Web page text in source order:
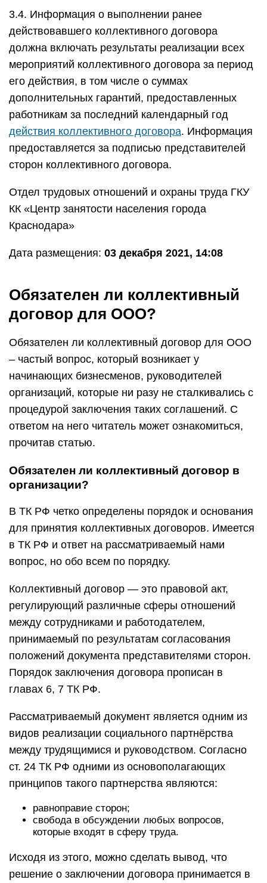
3.4. Информация о выполнении ранее
действовавшего коллективного договора
должна включать результаты реализации всех
мероприятий коллективного договора за период
его действия, в том числе о суммах
дополнительных гарантий, предоставленных
работникам за последний календарный год
действия коллективного договора. Информация
предоставляется за подписью представителей
сторон коллективного договора.
Отдел трудовых отношений и охраны труда ГКУ
КК «Центр занятости населения города
Краснодара»
Дата размещения: 03 декабря 2021, 14:08
Обязателен ли коллективный
договор для ООО?
Обязателен ли коллективный договор для ООО
– частый вопрос, который возникает у
начинающих бизнесменов, руководителей
организаций, которые ни разу не сталкивались с
процедурой заключения таких соглашений. С
ответом на него читатель может ознакомиться,
прочитав статью.
Обязателен ли коллективный договор в
организации?
В ТК РФ четко определены порядок и основания
для принятия коллективных договоров. Имеется
в ТК РФ и ответ на рассматриваемый нами
вопрос, но обо всем по порядку.
Коллективный договор — это правовой акт,
регулирующий различные сферы отношений
между сотрудниками и работодателем,
принимаемый по результатам согласования
положений документа представителями сторон.
Порядок заключения договора прописан в
главах 6, 7 ТК РФ.
Рассматриваемый документ является одним из
видов реализации социального партнёрства
между трудящимися и руководством. Согласно
ст. 24 ТК РФ одними из основополагающих
принципов такого партнерства являются:
равноправие сторон;
свобода в обсуждении любых вопросов,
которые входят в сферу труда.
Исходя из этого, можно сделать вывод, что
решение о заключении договора принимается в